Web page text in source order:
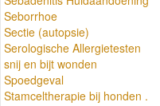
Seborrhoe
Sectie (autopsie)
Serologische Allergietesten
snij en bijt wonden
Spoedgeval
Stamceltherapie bij honden .